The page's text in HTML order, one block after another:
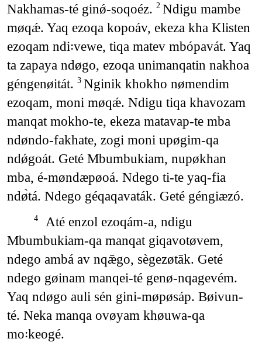
Nakhamas-té ginǿ-soqoéz. 2 Ndigu mambe
møqǽ. Yaq ezoqa kopoáv, ekeza kha Klisten
ezoqam ndi꞉vewe, tiqa matev mbópavát. Yaq
ta zapaya ndøgo, ezoqa unimanqatin nakhoa
géngenøitát. 3 Nginik khokho nømendim
ezoqam, moni møqǽ. Ndigu tiqa khavozam
manqat mokho-te, ekeza matavap-te mba
ndøndo-fakhate, zogi moni upøgim-qa
ndǿgoát. Geté Mbumbukiam, nupøkhan
mba, é-møndæpøoá. Ndego ti-te yaq-fia
ndø̀tá. Ndego géqaqavaták. Geté géngiæzó.
4
Até enzol ezoqám-a, ndigu
Mbumbukiam-qa manqat giqavotøvem,
ndego ambá av nqǣgo, sègezøtāk. Geté
ndego gøinam manqei-té genø-nqagevém.
Yaq ndøgo auli sén gini-møpøsáp. Bøivun-
té. Neka manqa ovøyam khøuwa-qa
mo꞉keogé.